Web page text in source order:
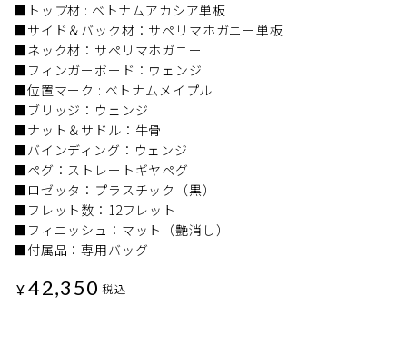
■トップ材 : ベトナムアカシア単板
■サイド＆バック材：サペリマホガニー単板
■ネック材：サペリマホガニー
■フィンガーボード：ウェンジ
■位置マーク : ベトナムメイプル
■ブリッジ：ウェンジ
■ナット＆サドル：牛骨
■バインディング：ウェンジ
■ペグ：ストレートギヤペグ
■ロゼッタ：プラスチック（黒）
■フレット数：12フレット
■フィニッシュ：マット（艶消し）
■付属品：専用バッグ
¥ 42,350 税込